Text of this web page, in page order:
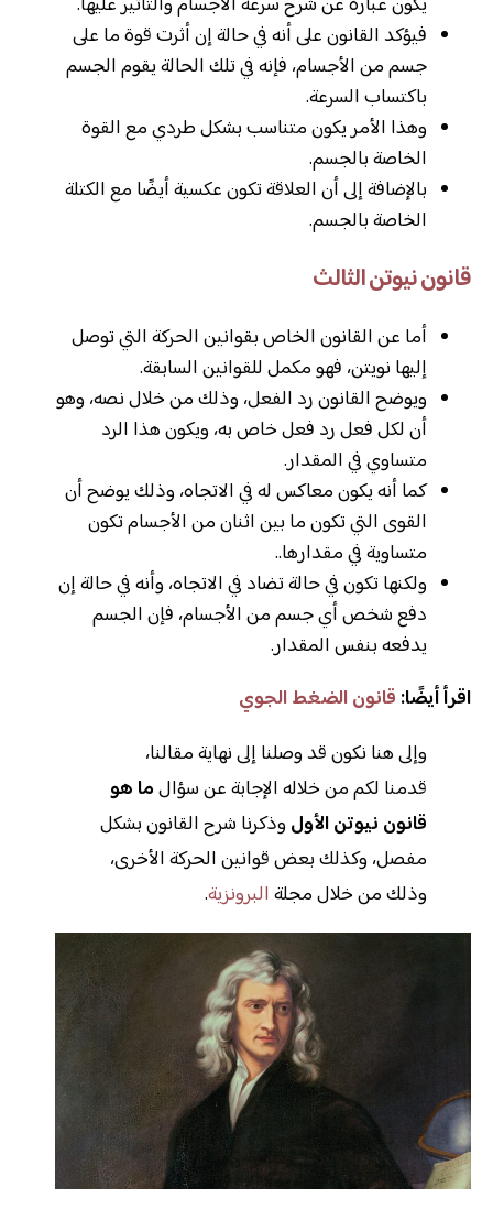
فيؤكد القانون على أنه في حالة إن أثرت قوة ما على
جسم من الأجسام، فإنه في تلك الحالة يقوم الجسم
باكتساب السرعة.
وهذا الأمر يكون متناسب بشكل طردي مع القوة
الخاصة بالجسم.
بالإضافة إلى أن العلاقة تكون عكسية أيضًا مع الكتلة
الخاصة بالجسم.
قانون نيوتن الثالث
أما عن القانون الخاص بقوانين الحركة التي توصل
إليها نويتن، فهو مكمل للقوانين السابقة.
ويوضح القانون رد الفعل، وذلك من خلال نصه، وهو
أن لكل فعل رد فعل خاص به، ويكون هذا الرد
متساوي في المقدار.
كما أنه يكون معاكس له في الاتجاه، وذلك يوضح أن
القوى التي تكون ما بين اثنان من الأجسام تكون
متساوية في مقدارها..
ولكنها تكون في حالة تضاد في الاتجاه، وأنه في حالة إن
دفع شخص أي جسم من الأجسام، فإن الجسم
يدفعه بنفس المقدار.
اقرأ أيضًا: قانون الضغط الجوي
وإلى هنا نكون قد وصلنا إلى نهاية مقالنا،
قدمنا لكم من خلاله الإجابة عن سؤالما هو
قانون نيوتن الأول وذكرنا شرح القانون بشكل
مفصل، وكذلك بعض قوانين الحركة الأخرى،
وذلك من خلال مجلة البرونزية.